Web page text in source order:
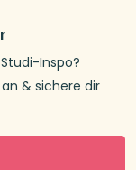
Inspo?
& sichere dir